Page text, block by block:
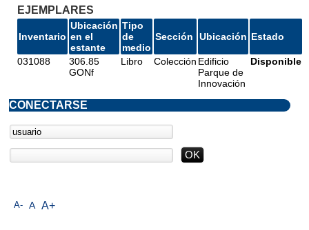
EJEMPLARES
Inventario
Ubicación
en el
estante
Tipo
de
medio
Sección Ubicación Estado
031088
306.85
GONf
Libro Colección Edificio
Parque de
Innovación
Disponible
A- A A+
CONECTARSE